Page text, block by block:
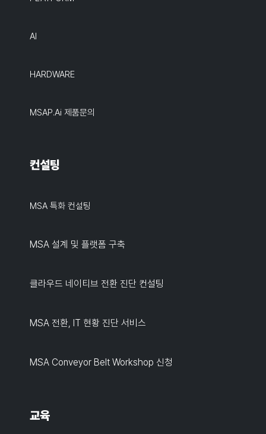
AI
HARDWARE
MSAP.ai 제품문의
컨설팅
MSA 특화 컨설팅
MSA 설계 및 플랫폼 구축
클라우드 네이티브 전환 진단 컨설팅
MSA 전환, IT 현황 진단 서비스
MSA Conveyor Belt Workshop 신청
교육